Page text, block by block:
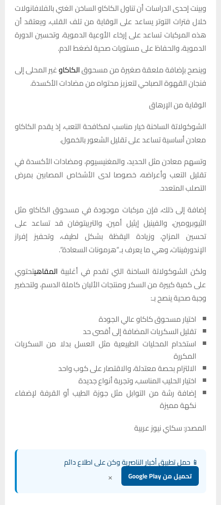
وبينت إحدى الدراسات أن تناول الكاكاو الساخن الغني بالفلافانولات
خلال فترات التوتر يساعد على الوقاية من تلف القلب، ويعتقد أن
هذه المركبات تساعد على إرخاء الأوعية الدموية، وتحسين الدورة
الدموية، والحفاظ على مستويات صحية لضغط الدم.
وينصح بإضافة ملعقة صغيرة من مسحوقالكاكاوغير المحلى إلى
فنجان القهوة الصباحي لتعزيز محتواه من مضادات الأكسدة.
الوقاية من الإرهاق
الشوكولاتة الساخنة خيار مناسب لمكافحة التعب، إذ يقدم الكاكاو
معادن أساسية تساعد على تقليل الشعور بالخمول.
وتسهم معادن مثل الحديد، والمغنيسيوم، ومضادات الأكسدة في
تقليل التعب وأعراضه، خصوصا لدى الأشخاص المصابين بمرض
التصلب المتعدد.
إضافة إلى ذلك، فإن مركبات موجودة في مسحوق الكاكاو مثل
الثيوبرومين، والفينيل إيثيل أمين، والتريبتوفان قد تساعد على
تحسين المزاج، وزيادة اليقظة بشكل لطيف، وتحفيز إفراز
الإندورفينات، وهي ما يعرف بـ”هرمونات السعادة”.
ولكن الشوكولاتة الساخنة التي تقدم في أغلبية المقاهيتحتوي
على كمية كبيرة من السكر ومنتجات الألبان كاملة الدسم، ولتحضير
وجبة صحية ينصح بـ:
اختيار مسحوق كاكاو عالي الجودة
تقليل السكريات المضافة إلى أقصى حد
استخدام المحليات الطبيعية مثل العسل بدلا من السكريات
المكررة
الالتزام بحصة معتدلة، والاقتصار على كوب واحد
اختيار الحليب المناسب، وتجربة أنواع جديدة
إضافة رشة من التوابل مثل جوزة الطيب أو القرفة لإضفاء
نكهة مميزة
المصدر: سكاي نيوز عربية
📱 حمل تطبيق أخبار الناصرية وكن على اطلاع دائم
تحميل من Google Play ×